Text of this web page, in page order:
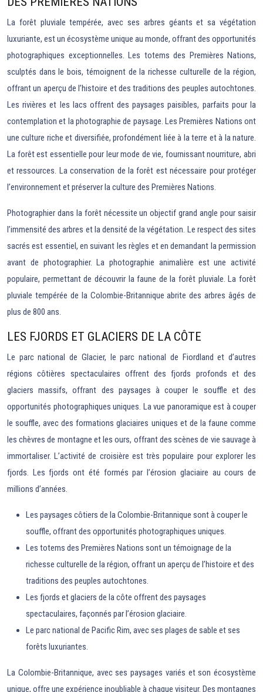
La forêt pluviale tempérée, avec ses arbres géants et sa végétation
luxuriante, est un écosystème unique au monde, offrant des opportunités
photographiques exceptionnelles. Les totems des Premières Nations,
sculptés dans le bois, témoignent de la richesse culturelle de la région,
offrant un aperçu de l’histoire et des traditions des peuples autochtones.
Les rivières et les lacs offrent des paysages paisibles, parfaits pour la
contemplation et la photographie de paysage. Les Premières Nations ont
une culture riche et diversifiée, profondément liée à la terre et à la nature.
La forêt est essentielle pour leur mode de vie, fournissant nourriture, abri
et ressources. La conservation de la forêt est nécessaire pour protéger
l’environnement et préserver la culture des Premières Nations.
Photographier dans la forêt nécessite un objectif grand angle pour saisir
l’immensité des arbres et la densité de la végétation. Le respect des sites
sacrés est essentiel, en suivant les règles et en demandant la permission
avant de photographier. La photographie animalière est une activité
populaire, permettant de découvrir la faune de la forêt pluviale. La forêt
pluviale tempérée de la Colombie-Britannique abrite des arbres âgés de
plus de 800 ans.
LES FJORDS ET GLACIERS DE LA CÔTE
Le parc national de Glacier, le parc national de Fiordland et d’autres
régions côtières spectaculaires offrent des fjords profonds et des
glaciers massifs, offrant des paysages à couper le souffle et des
opportunités photographiques uniques. La vue panoramique est à couper
le souffle, avec des formations glaciaires uniques et de la faune comme
les chèvres de montagne et les ours, offrant des scènes de vie sauvage à
immortaliser. L’activité de croisière est très populaire pour explorer les
fjords. Les fjords ont été formés par l’érosion glaciaire au cours de
millions d’années.
Les paysages côtiers de la Colombie-Britannique sont à couper le
souffle, offrant des opportunités photographiques uniques.
Les totems des Premières Nations sont un témoignage de la
richesse culturelle de la région, offrant un aperçu de l’histoire et des
traditions des peuples autochtones.
Les fjords et glaciers de la côte offrent des paysages
spectaculaires, façonnés par l’érosion glaciaire.
Le parc national de Pacific Rim, avec ses plages de sable et ses
forêts luxuriantes.
La Colombie-Britannique, avec ses paysages variés et son écosystème
unique, offre une expérience inoubliable à chaque visiteur. Des montagnes